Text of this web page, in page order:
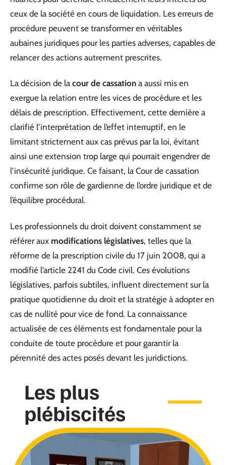
ceux de la société en cours de liquidation. Les erreurs de
procédure peuvent se transformer en véritables
aubaines juridiques pour les parties adverses, capables de
relancer des actions autrement prescrites.
La décision de la cour de cassation a aussi mis en
exergue la relation entre les vices de procédure et les
délais de prescription. Effectivement, cette dernière a
clarifié l’interprétation de l’effet interruptif, en le
limitant strictement aux cas prévus par la loi, évitant
ainsi une extension trop large qui pourrait engendrer de
l’insécurité juridique. Ce faisant, la Cour de cassation
confirme son rôle de gardienne de l’ordre juridique et de
l’équilibre procédural.
Les professionnels du droit doivent constamment se
référer aux modifications législatives, telles que la
réforme de la prescription civile du 17 juin 2008, qui a
modifié l’article 2241 du Code civil. Ces évolutions
législatives, parfois subtiles, influent directement sur la
pratique quotidienne du droit et la stratégie à adopter en
cas de nullité pour vice de fond. La connaissance
actualisée de ces éléments est fondamentale pour la
conduite de toute procédure et pour garantir la
pérennité des actes posés devant les juridictions.
Les plus
plébiscités